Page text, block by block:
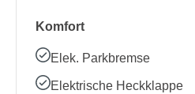
Komfort
Elek. Parkbremse
Elektrische Heckklappe